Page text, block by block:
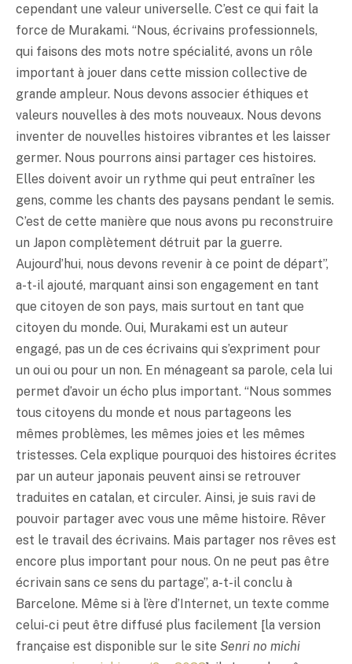
cependant une valeur universelle. C’est ce qui fait la
force de Murakami. “Nous, écrivains professionnels,
qui faisons des mots notre spécialité, avons un rôle
important à jouer dans cette mission collective de
grande ampleur. Nous devons associer éthiques et
valeurs nouvelles à des mots nouveaux. Nous devons
inventer de nouvelles histoires vibrantes et les laisser
germer. Nous pourrons ainsi partager ces histoires.
Elles doivent avoir un rythme qui peut entraîner les
gens, comme les chants des paysans pendant le semis.
C’est de cette manière que nous avons pu reconstruire
un Japon complètement détruit par la guerre.
Aujourd’hui, nous devons revenir à ce point de départ”,
a-t-il ajouté, marquant ainsi son engagement en tant
que citoyen de son pays, mais surtout en tant que
citoyen du monde. Oui, Murakami est un auteur
engagé, pas un de ces écrivains qui s’expriment pour
un oui ou pour un non. En ménageant sa parole, cela lui
permet d’avoir un écho plus important. “Nous sommes
tous citoyens du monde et nous partageons les
mêmes problèmes, les mêmes joies et les mêmes
tristesses. Cela explique pourquoi des histoires écrites
par un auteur japonais peuvent ainsi se retrouver
traduites en catalan, et circuler. Ainsi, je suis ravi de
pouvoir partager avec vous une même histoire. Rêver
est le travail des écrivains. Mais partager nos rêves est
encore plus important pour nous. On ne peut pas être
écrivain sans ce sens du partage”, a-t-il conclu à
Barcelone. Même si à l’ère d’Internet, un texte comme
celui-ci peut être diffusé plus facilement [la version
française est disponible sur le site Senri no michi